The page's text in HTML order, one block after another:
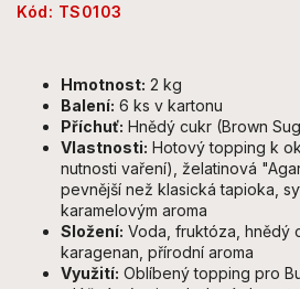
Kód: TS0103
Hmotnost: 2 kg
Balení: 6 ks v kartonu
Příchuť: Hnědý cukr (Brown
Vlastnosti: Hotový topping k
nutnosti vaření), želatinová
pevnější než klasická tapioka,
karamelovým aroma
Složení: Voda, fruktóza, hnědý
karagenan, přírodní aroma
Využití: Oblíbený topping pro